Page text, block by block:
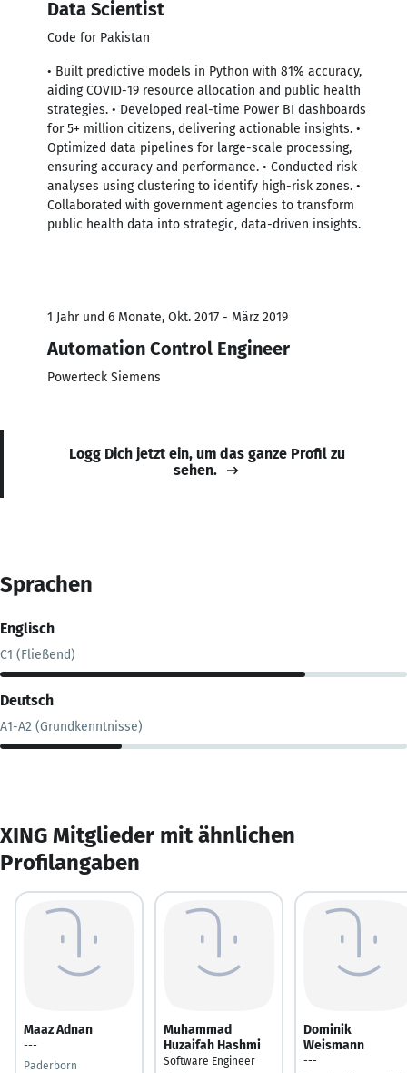
Data Scientist
Code for Pakistan
• Built predictive models in Python with 81% accuracy,
aiding COVID-19 resource allocation and public health
strategies. • Developed real-time Power BI dashboards
for 5+ million citizens, delivering actionable insights. •
Optimized data pipelines for large-scale processing,
ensuring accuracy and performance. • Conducted risk
analyses using clustering to identify high-risk zones. •
Collaborated with government agencies to transform
public health data into strategic, data-driven insights.
1 Jahr und 6 Monate, Okt. 2017 - März 2019
Automation Control Engineer
Powerteck Siemens
Logg Dich jetzt ein, um das ganze Profil zu
sehen.
Sprachen
Englisch
C1 (Fließend)
Deutsch
A1-A2 (Grundkenntnisse)
XING Mitglieder mit ähnlichen
Profilangaben
Maaz Adnan
---
Paderborn
Muhammad
Huzaifah Hashmi
Software Engineer
Dominik
Weismann
---